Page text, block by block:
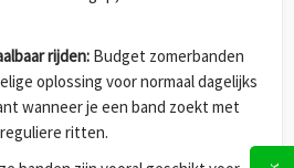
rijden: Budget zomerbanden
oplossing voor normaal dagelijks
wanneer je een band zoekt met
ritten.